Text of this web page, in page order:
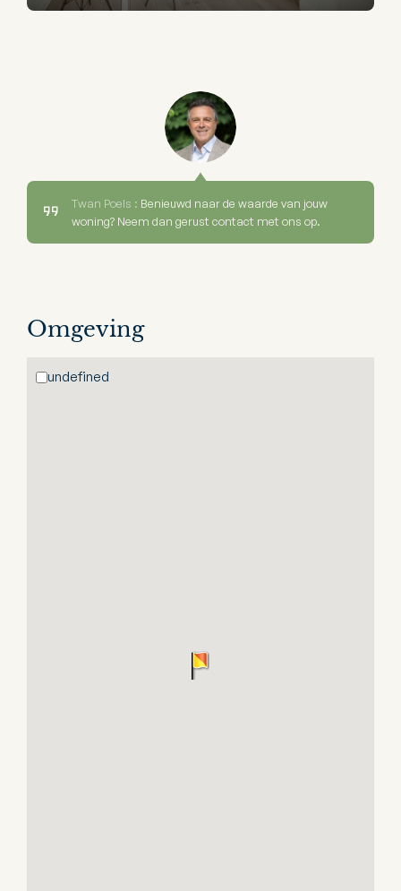
Twan Poels : Benieuwd naar de waarde van jouw
woning? Neem dan gerust contact met ons op.
Omgeving
undefined